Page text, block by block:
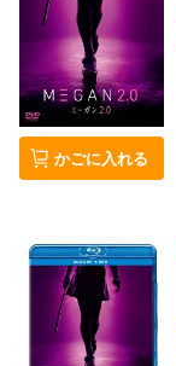
かごに入れる